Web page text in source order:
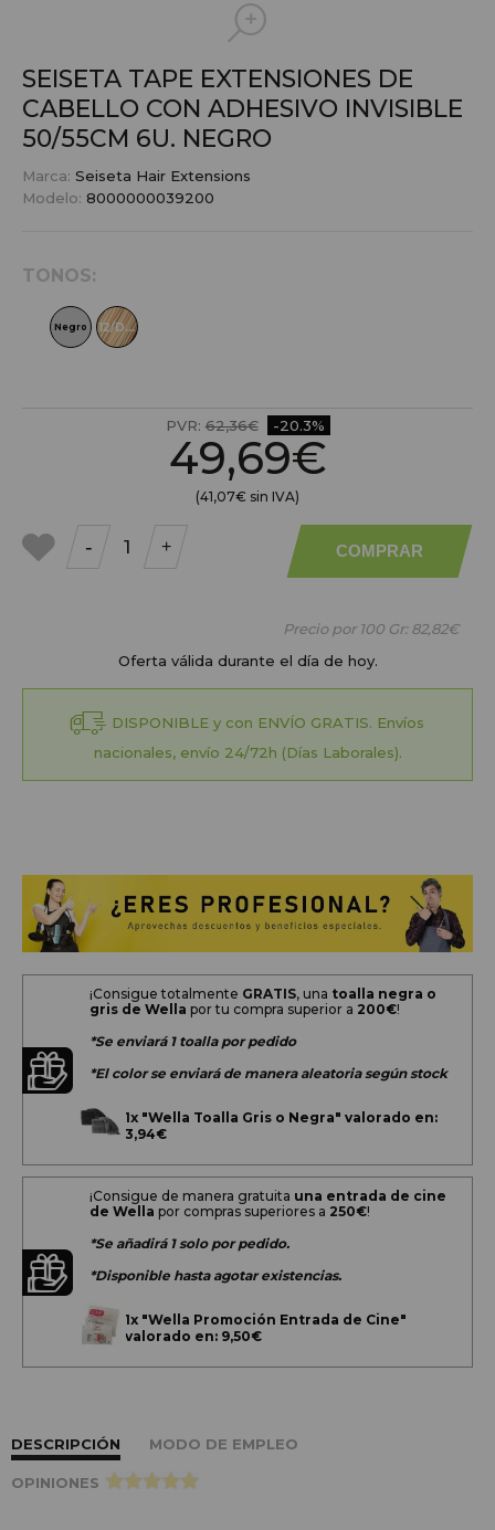
SEISETA TAPE EXTENSIONES DE
CABELLO CON ADHESIVO INVISIBLE
50/55CM 6U. NEGRO
Marca: Seiseta Hair Extensions
Modelo: 8000000039200
TONOS:
Negro 12/DB2
PVR:62,36€ -20.3%
49,69€
(41,07€ sin IVA)
- + COMPRAR
Precio por 100 Gr:82,82€
Oferta válida durante el día de hoy.
DISPONIBLE y con ENVÍO GRATIS. Envíos
nacionales, envío 24/72h (Días Laborales).
¡Consigue totalmente GRATIS, una toalla negra o
gris de Wella por tu compra superior a 200€!
*Se enviará 1 toalla por pedido
*El color se enviará de manera aleatoria según stock
1x "Wella Toalla Gris o Negra" valorado en:
3,94€
¡Consigue de manera gratuita una entrada de cine
de Wella por compras superiores a 250€!
*Se añadirá 1 solo por pedido.
*Disponible hasta agotar existencias.
1x "Wella Promoción Entrada de Cine"
valorado en: 9,50€
DESCRIPCIÓN MODO DE EMPLEO
OPINIONES >